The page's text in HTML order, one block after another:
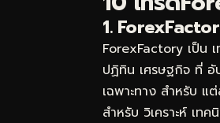
1.
ForexFactory เป็น
ปฏิทิน เศรษฐกิจ ที่ อั
เฉพาะทาง สำหรับ
สำหรับ วิเคราะห์ เท